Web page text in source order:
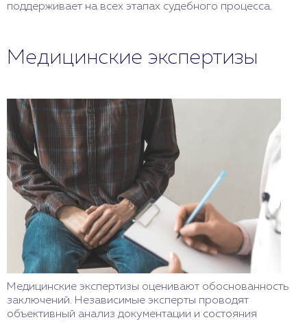
поддерживает на всех этапах судебного процесса.
Медицинские экспертизы
Медицинские экспертизы оценивают обоснованность
заключений. Независимые эксперты проводят
объективный анализ документации и состояния